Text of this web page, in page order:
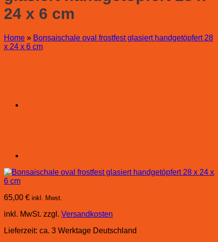
24 x 6 cm
Home » Bonsaischale oval frostfest glasiert handgetöpfert 28
x 24 x 6 cm
65,00 € inkl. Mwst.
inkl. MwSt. zzgl. Versandkosten
Lieferzeit: ca. 3 Werktage Deutschland